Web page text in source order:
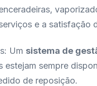
e a satisfação
Um sistema de
estejam sempre
de reposição.